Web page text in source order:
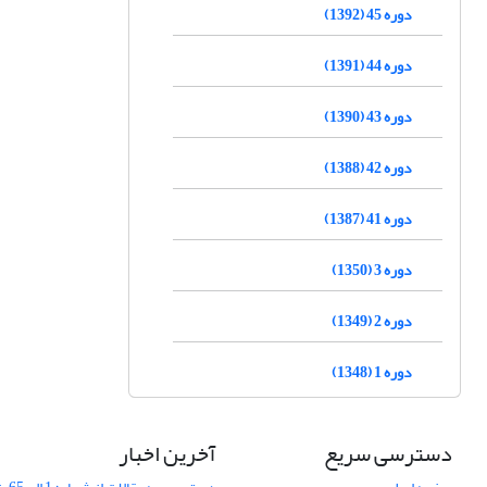
دوره 45 (1392)
دوره 44 (1391)
دوره 43 (1390)
دوره 42 (1388)
دوره 41 (1387)
دوره 3 (1350)
دوره 2 (1349)
دوره 1 (1348)
دسترسی سریع آخرین اخبار